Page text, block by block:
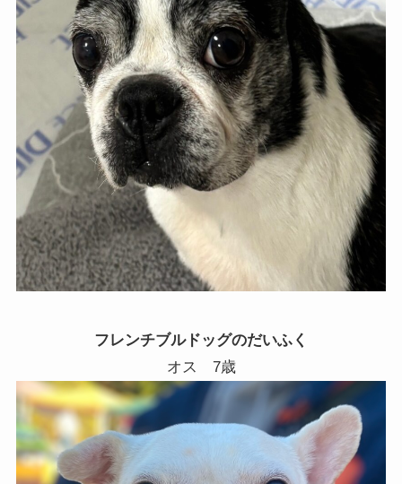
フレンチブルドッグのだいふく
オス 7歳